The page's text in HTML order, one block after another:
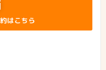
はこちら